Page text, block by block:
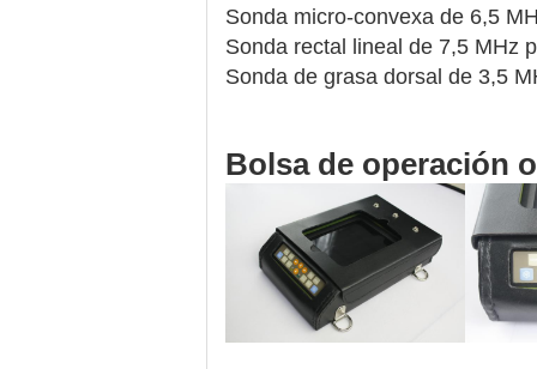
Sonda micro-convexa de 6,5
Sonda rectal lineal de 7,5 MHz
Sonda de grasa dorsal de 3,5
Bolsa de operación